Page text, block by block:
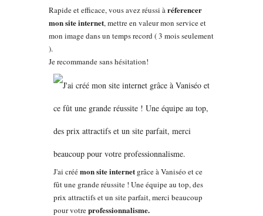
Rapide et efficace, vous avez réussi àréferencer
mon site internet, mettre en valeur mon service et
mon image dans un temps record ( 3 mois seulement
).
Je recommande sans hésitation!
J'ai créémon site internet grâce à Vaniséo et ce
fût une grande réussite ! Une équipe au top, des
prix attractifs et un site parfait, merci beaucoup
pour votreprofessionnalisme.